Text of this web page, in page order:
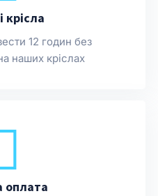
крісла
12 годин без
наших кріслах
оплата